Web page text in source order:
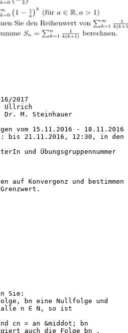
2017
Ullrich
Dr. M. Steinhauer
vom 15.11.2016 - 18.11.2016
bis 21.11.2016, 12:30, in den
und Übungsgruppennummer
auf Konvergenz und bestimmen
Sie:
bn eine Nullfolge und
n ∈ N, so ist
cn = an &middot; bn
auch die Folge bn .